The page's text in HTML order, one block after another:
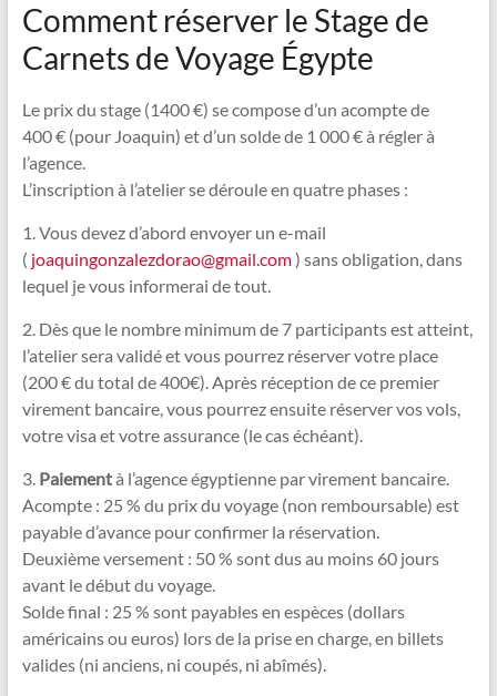
Comment réserver le Stage de
Carnets de Voyage Égypte
Le prix du stage (1400 €) se compose d’un acompte de
400 € (pour Joaquin) et d’un solde de 1 000 € à régler à
l’agence.
L’inscription à l’atelier se déroule en quatre phases :
1. Vous devez d’abord envoyer un e-mail
( joaquingonzalezdorao@gmail.com) sans obligation, dans
lequel je vous informerai de tout.
2. Dès que le nombre minimum de 7 participants est atteint,
l’atelier sera validé et vous pourrez réserver votre place
(200 € du total de 400€). Après réception de ce premier
virement bancaire, vous pourrez ensuite réserver vos vols,
votre visa et votre assurance (le cas échéant).
3. Paiementà l’agence égyptienne par virement bancaire.
Acompte : 25 % du prix du voyage (non remboursable) est
payable d’avance pour confirmer la réservation.
Deuxième versement : 50 % sont dus au moins 60 jours
avant le début du voyage.
Solde final : 25 % sont payables en espèces (dollars
américains ou euros) lors de la prise en charge, en billets
valides (ni anciens, ni coupés, ni abîmés).